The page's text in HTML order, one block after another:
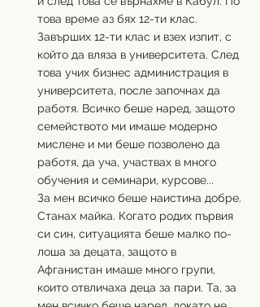
това време аз бях 12-ти клас.
Завърших 12-ти клас и взех изпит, с
който да вляза в университета. След
това учих бизнес администрация в
университета, после започнах да
работя. Всичко беше наред, защото
семейството ми имаше модерно
мислене и ми беше позволено да
работя, да уча, участвах в много
обучения и семинари, курсове...
За мен всичко беше наистина добре.
Станах майка. Когато родих първия
си син, ситуацията беше малко по-
лоша за децата, защото в
Афганистан имаше много групи,
които отвличаха деца за пари. Та, за